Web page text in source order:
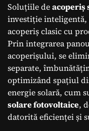
Soluțiile deacoperiș
investiție
acoperiș clasic cu
Prin integrarea
acoperișului, se
separate,
optimizând spațiul
energie solară, cum
solare fotovoltaice,
datorită eficienței și